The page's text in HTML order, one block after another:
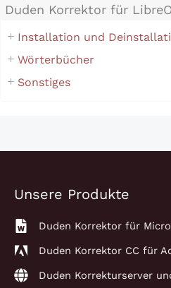
Duden Korrektor für
Installation und
Wörterbücher
Sonstiges
Unsere Produkte
Duden Korrektor für
Duden Korrektor CC für
Duden Korrekturserver